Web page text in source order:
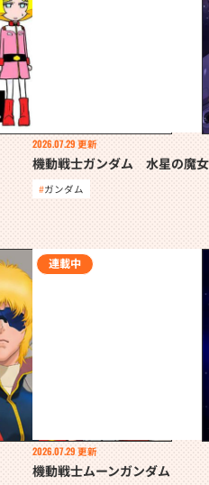
2026.07.29 更新
機動戦士ガンダム 水星の魔
ガンダム
連載中
2026.07.29 更新
機動戦士ムーンガンダム